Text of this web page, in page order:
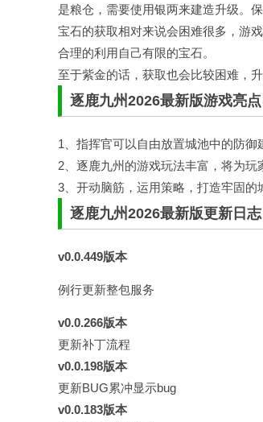
是粮仓，需要使用银两来建造升级。保
宝石的获取相对来说会困难很多，游
合理的利用自己有限的宝石。
至于紫金的话，获取也会比较困难，
逐鹿九州2026最新版游戏亮点
1、指挥官可以自由放置城池中的防御
2、逐鹿九州的游戏玩法丰富，将为玩
3、开动脑筋，运用策略，打造牢固的
逐鹿九州2026最新版更新 日志
v0.0.449版本
例行更新整包服务
v0.0.266版本
更新补丁流程
v0.0.198版本
更新BUG累冲显示bug
v0.0.183版本